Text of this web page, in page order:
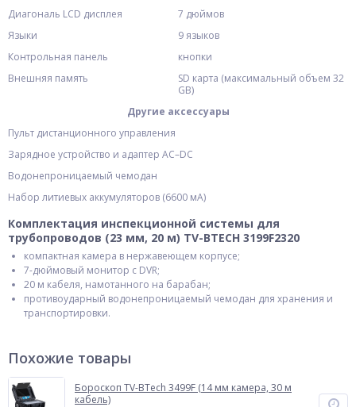
Диагональ LCD дисплея
7 дюймов
Языки
9 языков
Контрольная панель
кнопки
Внешняя память
SD карта (максимальный объем 32
GB)
Другие аксессуары
Пульт дистанционного управления
Зарядное устройство и адаптер AC–DC
Водонепроницаемый чемодан
Набор литиевых аккумуляторов (6600 мА)
Комплектация инспекционной системы для
трубопроводов (23 мм, 20 м) TV-BTECH 3199F2320
компактная камера в нержавеющем корпусе;
7-дюймовый монитор с DVR;
20 м кабеля, намотанного на барабан;
противоударный водонепроницаемый чемодан для хранения и
транспортировки.
Похожие товары
Бороскоп TV-BTech 3499F (14 мм камера, 30 м
кабель)